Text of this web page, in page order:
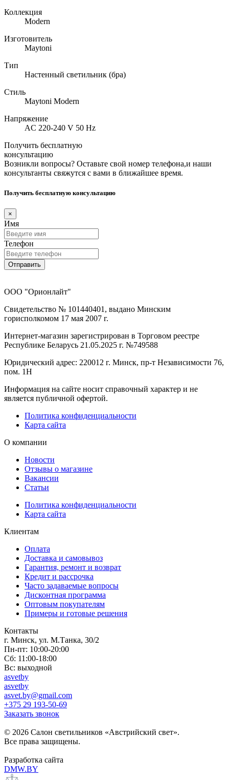
Коллекция
Modern
Изготовитель
Maytoni
Тип
Настенный светильник (бра)
Стиль
Maytoni Modern
Напряжение
AC 220-240 V 50 Hz
Получить бесплатную
консультацию
Возникли вопросы? Оставьте свой номер телефона,и наши
консультанты свяжутся с вами в ближайшее время.
Получить бесплатную консультацию
×
Имя
Телефон
Отправить
ООО "Орионлайт"
Свидетельство № 101440401, выдано Минским
горисполкомом 17 мая 2007 г.
Интернет-магазин зарегистрирован в Торговом реестре
Республике Беларусь 21.05.2025 г. №749588
Юридический адрес: 220012 г. Минск, пр-т Независимости 76,
пом. 1Н
Информация на сайте носит справочный характер и не
является публичной офертой.
Политика конфиденциальности
Карта сайта
О компании
Новости
Отзывы о магазине
Вакансии
Статьи
Политика конфиденциальности
Карта сайта
Клиентам
Оплата
Доставка и самовывоз
Гарантия, ремонт и возврат
Кредит и рассрочка
Часто задаваемые вопросы
Дисконтная программа
Оптовым покупателям
Примеры и готовые решения
Контакты
г. Минск, ул. М.Танка, 30/2
Пн-пт: 10:00-20:00
Сб: 11:00-18:00
Вс: выходной
asvetby
asvetby
asvet.by@gmail.com
+375 29 193-50-69
Заказать звонок
© 2026 Салон светильников «Австрийский свет».
Все права защищены.
Разработка сайта
DMW.BY